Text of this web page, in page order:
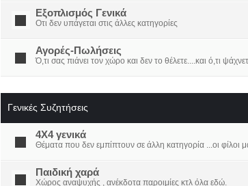
Εξοπλισμός Γενικά
Οτι δεν υπάγεται στις άλλες κατηγορίες
Αγορές-Πωλήσεις
Ό,τι σας πιάνει τον χώρο και δεν το θέλετε....και ό,τι
Γενικές Συζητήσεις
4X4 γενικά
Θέματα που δεν εμπίπτουν σε άλλη κατηγορία ...οι φίλοι
Παιδική χαρά
Χώρος αναψυχής , ανέκδοτα παροιμίες κτλ όλα εδώ.